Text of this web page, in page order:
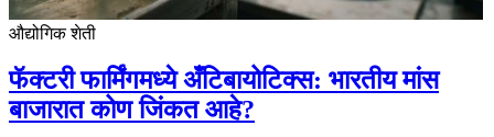
औद्योगिक शेती
फॅक्टरी फार्मिंगमध्ये अँटिबायोटिक्स: भारतीय मांस
बाजारात कोण जिंकत आहे?